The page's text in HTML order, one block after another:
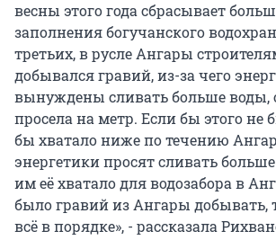
весны этого года сбрасывает
заполнения богучанского
третьих, в русле Ангары
добывался гравий, из-за чего
вынуждены сливать больше воды,
просела на метр. Если бы этого не
бы хватало ниже по течению
энергетики просят сливать
им её хватало для водозабора в
было гравий из Ангары добывать,
всё в порядке», - рассказала